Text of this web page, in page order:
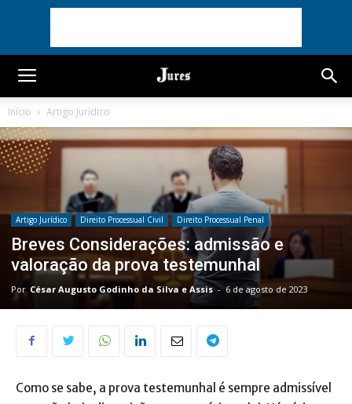
Início Artigo Jurídico
Artigo Jurídico Direito Processual Civil Direito Processual Penal
Breves Considerações: admissão e
valoração da prova testemunhal
Por César Augusto Godinho da Silva e Assis - 6 de agosto de 2023
Como se sabe, a prova testemunhal é sempre admissível